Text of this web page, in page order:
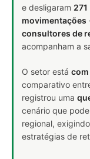
e desligaram 271
movimentações
consultores de
acompanham a
O setor está
comparativo
registrou uma
cenário que
regional,
estratégias de